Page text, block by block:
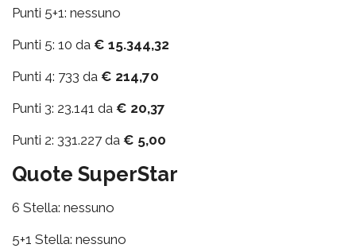
Punti 5+1: nessuno
Punti 5: 10 da € 15.344,32
Punti 4: 733 da € 214,70
Punti 3: 23.141 da € 20,37
Punti 2: 331.227 da € 5,00
Quote SuperStar
6 Stella: nessuno
5+1 Stella: nessuno